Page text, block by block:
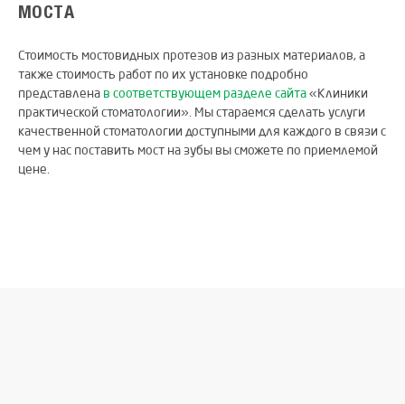
МОСТА
Стоимость мостовидных протезов из разных материалов, а
также стоимость работ по их установке подробно
представлена в соответствующем разделе сайта«Клиники
практической стоматологии». Мы стараемся сделать услуги
качественной стоматологии доступными для каждого в связи с
чем у нас поставить мост на зубы вы сможете по приемлемой
цене.